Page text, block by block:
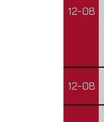
12-08
12-08